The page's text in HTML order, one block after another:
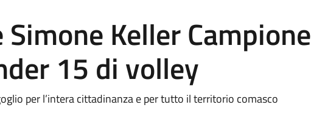
Keller Campione
15 di volley
per l’intera cittadinanza e per tutto il territorio comasco